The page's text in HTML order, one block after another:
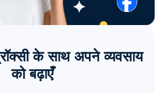
के साथ अपने व्यवसाय
को बढ़ाएँ